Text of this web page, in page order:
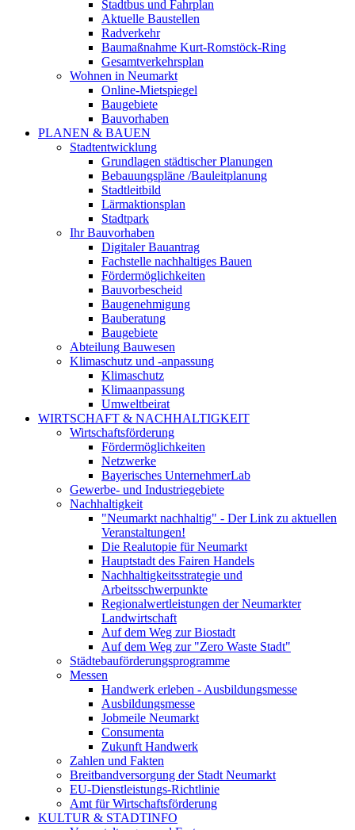
Stadtbus und Fahrplan
Aktuelle Baustellen
Radverkehr
Baumaßnahme Kurt-Romstöck-Ring
Gesamtverkehrsplan
Wohnen in Neumarkt
Online-Mietspiegel
Baugebiete
Bauvorhaben
PLANEN & BAUEN
Stadtentwicklung
Grundlagen städtischer Planungen
Bebauungspläne /Bauleitplanung
Stadtleitbild
Lärmaktionsplan
Stadtpark
Ihr Bauvorhaben
Digitaler Bauantrag
Fachstelle nachhaltiges Bauen
Fördermöglichkeiten
Bauvorbescheid
Baugenehmigung
Bauberatung
Baugebiete
Abteilung Bauwesen
Klimaschutz und -anpassung
Klimaschutz
Klimaanpassung
Umweltbeirat
WIRTSCHAFT & NACHHALTIGKEIT
Wirtschaftsförderung
Fördermöglichkeiten
Netzwerke
Bayerisches UnternehmerLab
Gewerbe- und Industriegebiete
Nachhaltigkeit
"Neumarkt nachhaltig" - Der Link zu aktuellen
Veranstaltungen!
Die Realutopie für Neumarkt
Hauptstadt des Fairen Handels
Nachhaltigkeitsstrategie und
Arbeitsschwerpunkte
Regionalwertleistungen der Neumarkter
Landwirtschaft
Auf dem Weg zur Biostadt
Auf dem Weg zur "Zero Waste Stadt"
Städtebauförderungsprogramme
Messen
Handwerk erleben - Ausbildungsmesse
Ausbildungsmesse
Jobmeile Neumarkt
Consumenta
Zukunft Handwerk
Zahlen und Fakten
Breitbandversorgung der Stadt Neumarkt
EU-Dienstleistungs-Richtlinie
Amt für Wirtschaftsförderung
KULTUR & STADTINFO